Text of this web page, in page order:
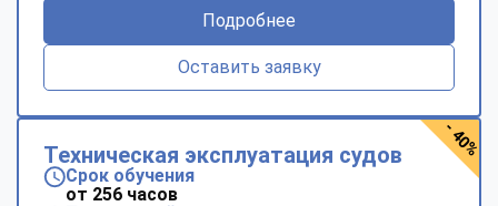
Подробнее
Оставить заявку
Техническая эксплуатация судов
Срок обучения
от 256 часов
- 40%